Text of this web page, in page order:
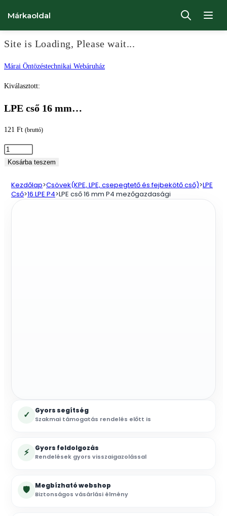
Site is Loading, Please wait...
Ugrás
Márai Öntözéstechnikai Webáruház
Márkaoldal
Kiválasztott:
LPE cső 16 mm…
121 Ft (bruttó)
LPE
cső
mm
Kosárba teszem
Kezdőlap>Csövek(KPE, LPE, csepegtető és fejbekötő cső)>LPE
Cső>16 LPE P4>LPE cső 16 mm P4 mezőgazdasági
✓ Gyors segítség
Szakmai támogatás rendelés előtt is
⚡ Gyors feldolgozás
Rendelések gyors visszaigazolással
🛡 Megbízható webshop
Biztonságos vásárlási élmény